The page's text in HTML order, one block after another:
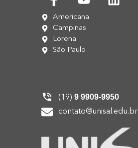
Americana
Campinas
Lorena
São Paulo
(19) 9 9909-9950
contato@unisal.edu.br